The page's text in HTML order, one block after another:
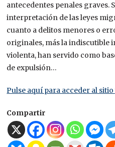
antecedentes penales graves.
interpretación de las leyes
cuanto a delitos menores o
originales, más la indiscutible
violenta, han servido como
de expulsión…
Pulse aquí para acceder al
Compartir